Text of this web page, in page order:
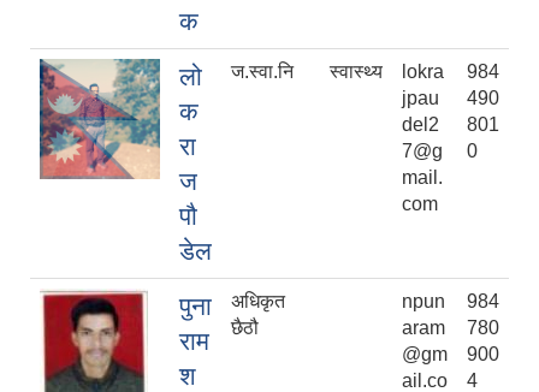
क
लो
क
रा
ज
पौ
डेल
ज.स्वा.नि स्वास्थ्य
lokra
jpau
del2
7@g
mail.
com
984
490
801
0
पुना
राम
श
अधिकृत
छैठौ
npun
aram
@gm
ail.co
984
780
900
4